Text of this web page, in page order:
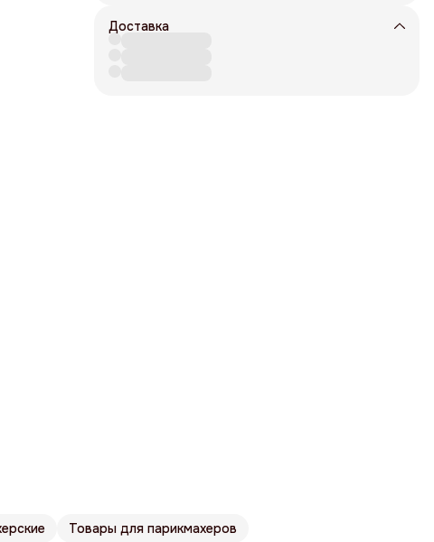
Доставка
Товары для парикмахеров